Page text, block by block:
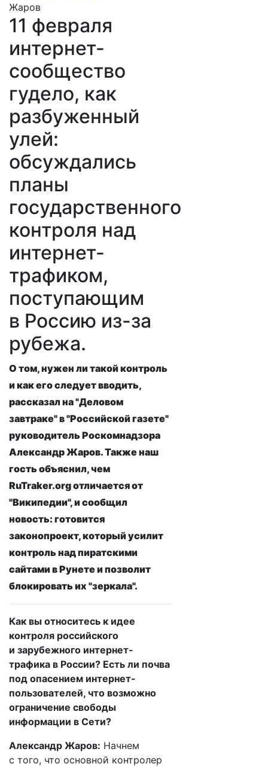
Жаров
11 февраля
интернет-
сообщество
гудело, как
разбуженный
улей:
обсуждались
планы
государственного
контроля над
интернет-
трафиком,
поступающим
в Россию из-за
рубежа.
О том, нужен ли такой контроль
и как его следует вводить,
рассказал на "Деловом
завтраке" в "Российской газете"
руководитель Роскомнадзора
Александр Жаров. Также наш
гость объяснил, чем
RuTraker.org отличается от
"Википедии", и сообщил
новость: готовится
законопроект, который усилит
контроль над пиратскими
сайтами в Рунете и позволит
блокировать их "зеркала".
Как вы относитесь к идее
контроля российского
и зарубежного интернет-
трафика в России? Есть ли почва
под опасением интернет-
пользователей, что возможно
ограничение свободы
информации в Сети?
Александр Жаров: Начнем
с того, что основной контролер